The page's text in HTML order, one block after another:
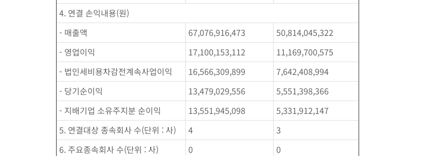
4. 연결 손익내용(원)
- 매출액
67,076,916,473
50,814,045,322
- 영업이익
17,100,153,112
11,169,700,575
- 법인세비용차감전계속사업이익
16,566,309,899
7,642,408,994
- 당기순이익
13,479,029,556
5,551,398,366
- 지배기업 소유주지분 순이익
13,551,945,098
5,331,912,147
5. 연결대상 종속회사 수(단위 : 사)
4
3
6. 주요종속회사 수(단위 : 사)
0 0